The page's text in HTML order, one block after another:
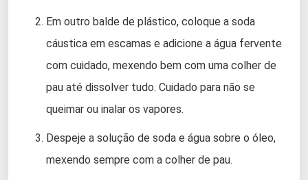
Em outro balde de plástico, coloque a soda
cáustica em escamas e adicione a água fervente
com cuidado, mexendo bem com uma colher de
pau até dissolver tudo. Cuidado para não se
queimar ou inalar os vapores.
Despeje a solução de soda e água sobre o óleo,
mexendo sempre com a colher de pau.